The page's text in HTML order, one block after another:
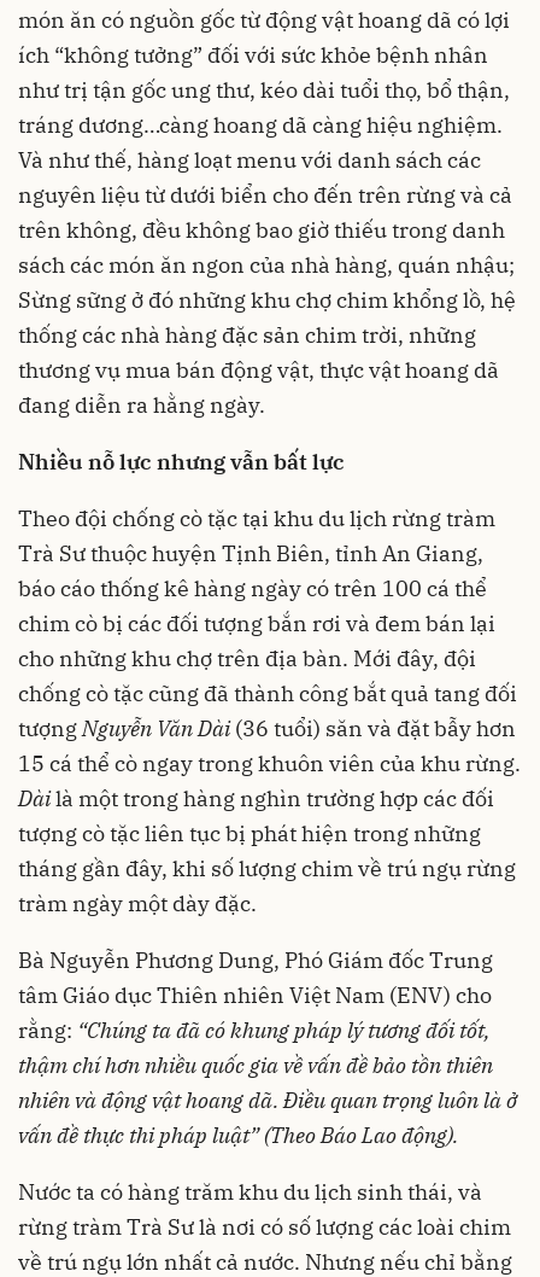
món ăn có nguồn gốc từ động vật hoang dã có lợi
ích “không tưởng” đối với sức khỏe bệnh nhân
như trị tận gốc ung thư, kéo dài tuổi thọ, bổ thận,
tráng dương…càng hoang dã càng hiệu nghiệm.
Và như thế, hàng loạt menu với danh sách các
nguyên liệu từ dưới biển cho đến trên rừng và cả
trên không, đều không bao giờ thiếu trong danh
sách các món ăn ngon của nhà hàng, quán nhậu;
Sừng sững ở đó những khu chợ chim khổng lồ, hệ
thống các nhà hàng đặc sản chim trời, những
thương vụ mua bán động vật, thực vật hoang dã
đang diễn ra hằng ngày.
Nhiều nỗ lực nhưng vẫn bất lực
Theo đội chống cò tặc tại khu du lịch rừng tràm
Trà Sư thuộc huyện Tịnh Biên, tỉnh An Giang,
báo cáo thống kê hàng ngày có trên 100 cá thể
chim cò bị các đối tượng bắn rơi và đem bán lại
cho những khu chợ trên địa bàn. Mới đây, đội
chống cò tặc cũng đã thành công bắt quả tang đối
tượngNguyễn Văn Dài(36 tuổi) săn và đặt bẫy hơn
15 cá thể cò ngay trong khuôn viên của khu rừng.
Dàilà một trong hàng nghìn trường hợp các đối
tượng cò tặc liên tục bị phát hiện trong những
tháng gần đây, khi số lượng chim về trú ngụ rừng
tràm ngày một dày đặc.
Bà Nguyễn Phương Dung, Phó Giám đốc Trung
tâm Giáo dục Thiên nhiên Việt Nam (ENV) cho
rằng: “Chúng ta đã có khung pháp lý tương đối tốt,
thậm chí hơn nhiều quốc gia về vấn đề bảo tồn thiên
nhiên và động vật hoang dã. Điều quan trọng luôn là ở
vấn đề thực thi pháp luật” (Theo Báo Lao động).
Nước ta có hàng trăm khu du lịch sinh thái, và
rừng tràm Trà Sư là nơi có số lượng các loài chim
về trú ngụ lớn nhất cả nước. Nhưng nếu chỉ bằng